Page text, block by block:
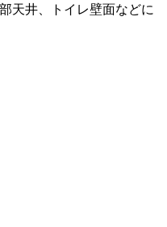
天井、トイレ壁面などに